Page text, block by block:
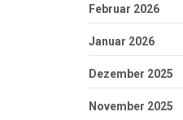
Februar 2026
Januar 2026
Dezember 2025
November 2025